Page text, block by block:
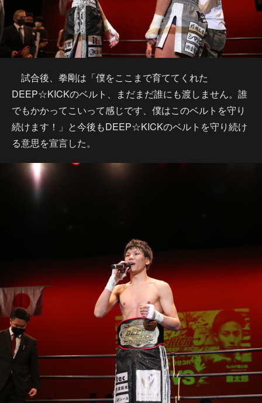
試合後、拳剛は「僕をここまで育ててくれた
DEEP☆KICKのベルト、まだまだ誰にも渡しません。誰
でもかかってこいって感じです、僕はこのベルトを守り
続けます！」と今後もDEEP☆KICKのベルトを守り続け
る意思を宣言した。